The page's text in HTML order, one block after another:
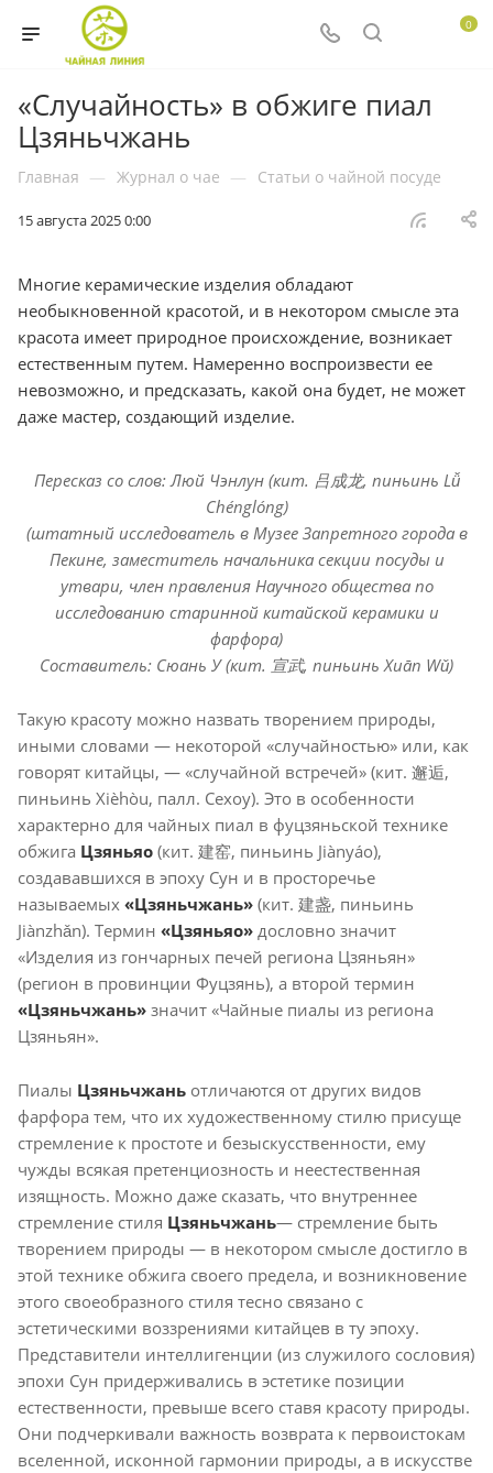
0
«Случайность» в обжиге пиал
Цзяньчжань
Главная — Журнал о чае — Статьи о чайной посуде
15 августа 2025 0:00
Многие керамические изделия обладают
необыкновенной красотой, и в некотором смысле эта
красота имеет природное происхождение, возникает
естественным путем. Намеренно воспроизвести ее
невозможно, и предсказать, какой она будет, не может
даже мастер, создающий изделие.
Пересказ со слов: Люй Чэнлун (кит. 吕成龙, пиньинь Lǚ
Chénglóng)
(штатный исследователь в Музее Запретного города в
Пекине, заместитель начальника секции посуды и
утвари, член правления Научного общества по
исследованию старинной китайской керамики и
фарфора)
Cоставитель: Сюань У (кит. 宣武, пиньинь Xuān Wǔ)
Такую красоту можно назвать творением природы,
иными словами — некоторой «случайностью» или, как
говорят китайцы, — «случайной встречей» (кит. 邂逅,
пиньинь Xièhòu, палл. Сехоу). Это в особенности
характерно для чайных пиал в фуцзяньской технике
обжига Цзяньяо (кит. 建窑, пиньинь Jiànyáo),
создававшихся в эпоху Сун и в просторечье
называемых «Цзяньчжань» (кит. 建盏, пиньинь
Jiànzhǎn). Термин «Цзяньяо» дословно значит
«Изделия из гончарных печей региона Цзяньян»
(регион в провинции Фуцзянь), а второй термин
«Цзяньчжань» значит «Чайные пиалы из региона
Цзяньян».
Пиалы Цзяньчжань отличаются от других видов
фарфора тем, что их художественному стилю присуще
стремление к простоте и безыскусственности, ему
чужды всякая претенциозность и неестественная
изящность. Можно даже сказать, что внутреннее
стремление стиля Цзяньчжань— стремление быть
творением природы — в некотором смысле достигло в
этой технике обжига своего предела, и возникновение
этого своеобразного стиля тесно связано с
эстетическими воззрениями китайцев в ту эпоху.
Представители интеллигенции (из служилого сословия)
эпохи Сун придерживались в эстетике позиции
естественности, превыше всего ставя красоту природы.
Они подчеркивали важность возврата к первоистокам
вселенной, исконной гармонии природы, а в искусстве